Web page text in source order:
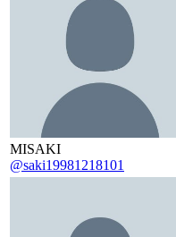
MISAKI
@saki19981218101